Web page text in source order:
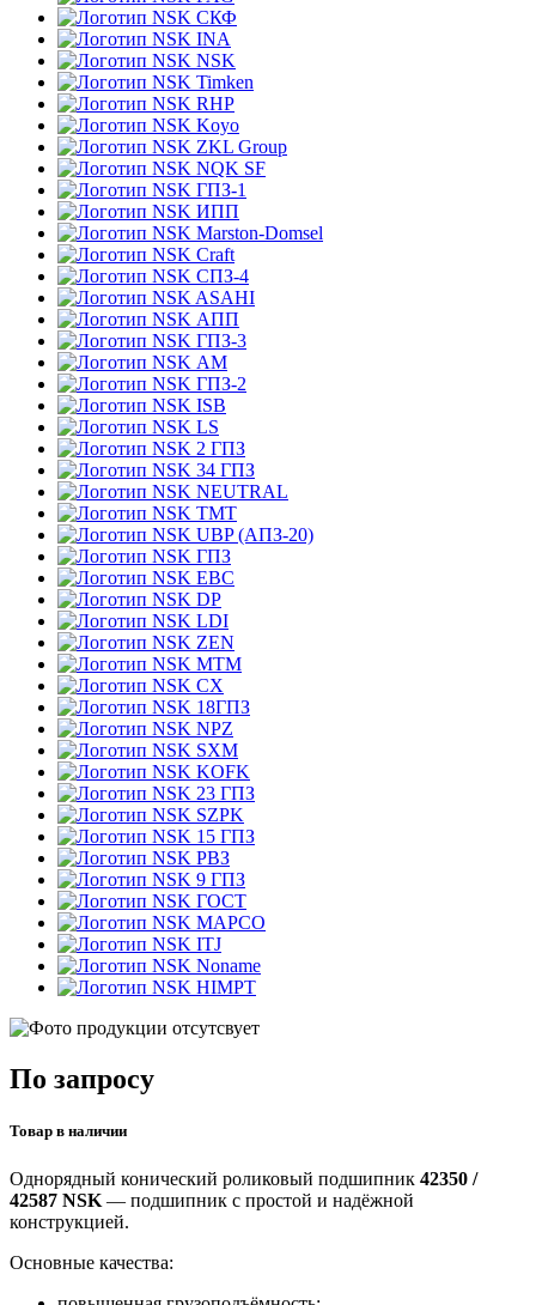
СКФ
INA
NSK
Timken
RHP
Koyo
ZKL Group
NQK SF
ГПЗ-1
ИПП
Marston-Domsel
Craft
СПЗ-4
ASAHI
АПП
ГПЗ-3
АМ
ГПЗ-2
ISB
LS
2 ГПЗ
34 ГПЗ
NEUTRAL
TMT
UBP (АПЗ-20)
ГПЗ
EBC
DP
LDI
ZEN
MTM
CX
18ГПЗ
NPZ
SXM
KOFK
23 ГПЗ
SZPK
15 ГПЗ
РВЗ
9 ГПЗ
ГОСТ
MAPCO
ITJ
Noname
HIMPT
По запросу
Товар в наличии
Однорядный конический роликовый подшипник 42350 /
42587 NSK — подшипник с простой и надёжной
конструкцией.
Основные качества: